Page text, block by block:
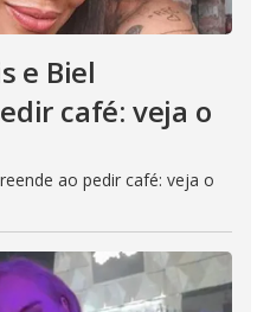
e Biel
café: veja o
ao pedir café: veja o